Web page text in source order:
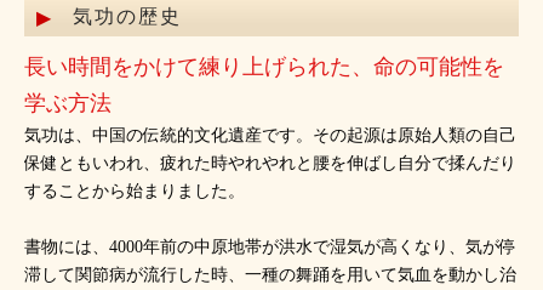
気功の歴史
長い時間をかけて練り上げられた、命の可能性を
学ぶ方法
気功は、中国の伝統的文化遺産です。その起源は原始人類の自己
保健ともいわれ、疲れた時やれやれと腰を伸ばし自分で揉んだり
することから始まりました。
書物には、4000年前の中原地帯が洪水で湿気が高くなり、気が停
滞して関節病が流行した時、一種の舞踊を用いて気血を動かし治